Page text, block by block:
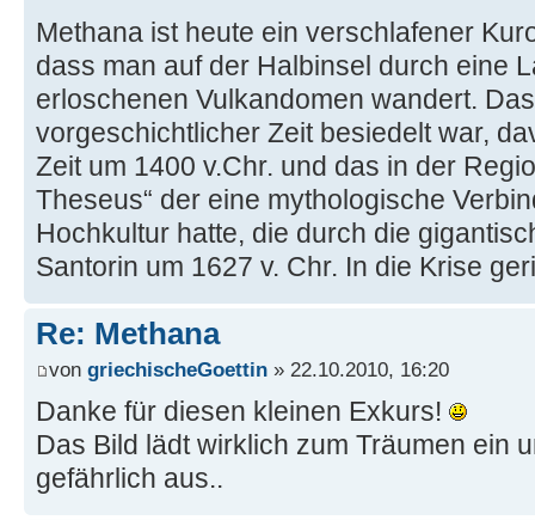
Methana ist heute ein verschlafener
dass man auf der Halbinsel durch eine
erloschenen Vulkandomen wandert.
vorgeschichtlicher Zeit besiedelt war,
Zeit um 1400 v.Chr. und das in der
Theseus“ der eine mythologische
Hochkultur hatte, die durch die
Santorin um 1627 v. Chr. In die Krise
Re: Methana
von griechischeGoettin » 22.10.2010, 16:20
Danke für diesen kleinen Exkurs!
Das Bild lädt wirklich zum Träumen ein
gefährlich aus..